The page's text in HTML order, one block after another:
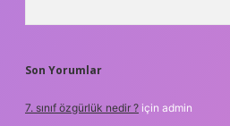
Son Yorumlar
7. sınıf özgürlük nedir ? için admin